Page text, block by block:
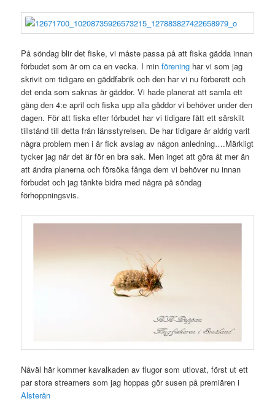
På söndag blir det fiske, vi måste passa på att fiska gädda innan
förbudet som är om ca en vecka. I minförening har vi som jag
skrivit om tidigare en gäddfabrik och den har vi nu förberett och
det enda som saknas är gäddor. Vi hade planerat att samla ett
gäng den 4:e april och fiska upp alla gäddor vi behöver under den
dagen. För att fiska efter förbudet har vi tidigare fått ett särskilt
tillstånd till detta från länsstyrelsen. De har tidigare år aldrig varit
några problem men i år fick avslag av någon anledning….Märkligt
tycker jag när det är för en bra sak. Men inget att göra åt mer än
att ändra planerna och försöka fånga dem vi behöver nu innan
förbudet och jag tänkte bidra med några på söndag
förhoppningsvis.
Nåväl här kommer kavalkaden av flugor som utlovat, först ut ett
par stora streamers som jag hoppas gör susen på premiären i
Alsterån